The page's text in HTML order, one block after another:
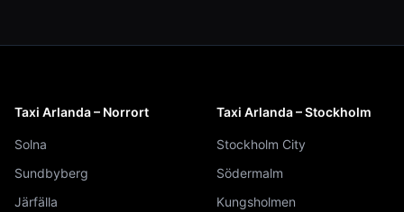
Taxi Arlanda – Norrort
Solna
Sundbyberg
Järfälla
Taxi Arlanda – Stockholm
Stockholm City
Södermalm
Kungsholmen